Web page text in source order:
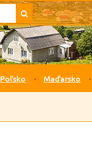
Poľsko Maďarsko